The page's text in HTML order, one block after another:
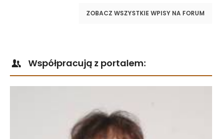
ZOBACZ WSZYSTKIE WPISY NA FORUM
Współpracują z portalem: